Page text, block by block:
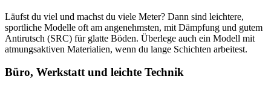
Läufst du viel und machst du viele Meter? Dann sind leichtere,
sportliche Modelle oft am angenehmsten, mit Dämpfung und gutem
Antirutsch (SRC) für glatte Böden. Überlege auch ein Modell mit
atmungsaktiven Materialien, wenn du lange Schichten arbeitest.
Büro, Werkstatt und leichte Technik